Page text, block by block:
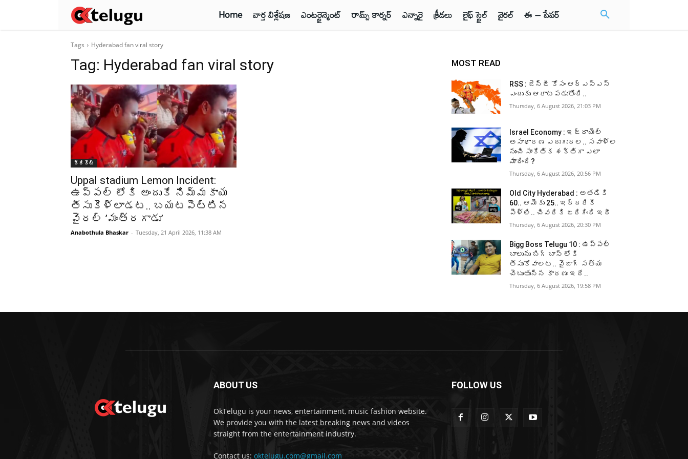
Home వార్త విశ్లేషణ ఎంటర్టైన్మెంట్ రామ్స్ కార్నర్ ఎన్నారై క్రీడలు లైఫ్ స్టైల్ వైరల్ ఈ – పేపర్
Tags Hyderabad fan viral story
Tag: Hyderabad fan viral story
క్రికెట్‌
Uppal stadium Lemon Incident:
ఉప్పల్ లోకి అందుకే నిమ్మకాయ
తీసుకెళ్లాడట.. బయటపెట్టిన
వైరల్ ’మంత్రగాడు’
Anabothula Bhaskar - Tuesday, 21 April 2026, 11:38 AM
MOST READ
RSS : జెన్‌జీ కోసం ఆర్‌ఎస్‌ఎస్‌
ఎందుకు ఆరాటపడుతోంది..
Thursday, 6 August 2026, 21:03 PM
Israel Economy : ఇజ్రాయెల్‌
అసాధారణ ఎదుగుదల.. సవాళ్ల
నుంచి సాంకేతిక శక్తిగా ఎలా
మారింది?
Thursday, 6 August 2026, 20:56 PM
Old City Hyderabad : అతడికి
60.. ఆమెకు 25.. ఇద్దరికీ
పెళ్లి.. చివరికి జరిగింది ఇదీ
Thursday, 6 August 2026, 20:30 PM
Bigg Boss Telugu 10 : ఉప్పల్
బాలును బిగ్ బాస్ లోకి
తీసుకోవాలట.. వైజాగ్ సత్య
చెబుతున్న కారణం ఇదే..
Thursday, 6 August 2026, 19:58 PM
ABOUT US
OkTelugu is your news, entertainment, music fashion website.
We provide you with the latest breaking news and videos
straight from the entertainment industry.
Contact us: oktelugu.com@gmail.com
FOLLOW US